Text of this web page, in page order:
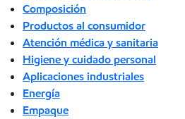
Composición
Productos al consumidor
Atención médica y sanitaria
Higiene y cuidado personal
Aplicaciones industriales
Energía
Empaque